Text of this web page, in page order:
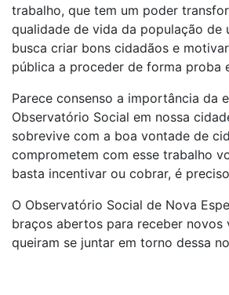
trabalho, que tem um poder
qualidade de vida da população de
busca criar bons cidadãos e
pública a proceder de forma proba
Parece consenso a importância da
Observatório Social em nossa
sobrevive com a boa vontade de
comprometem com esse trabalho
basta incentivar ou cobrar, é
O Observatório Social de Nova
braços abertos para receber novos
queiram se juntar em torno dessa